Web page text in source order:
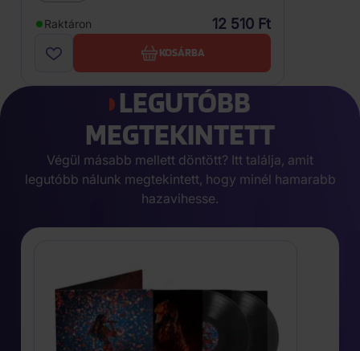
Raktáron 12 510 Ft
KOSÁRBA
LEGUTÓBB
MEGTEKINTETT
Végül másabb mellett döntött? Itt találja, amit
legutóbb nálunk megtekintett, hogy minél hamarabb
hazavihesse.